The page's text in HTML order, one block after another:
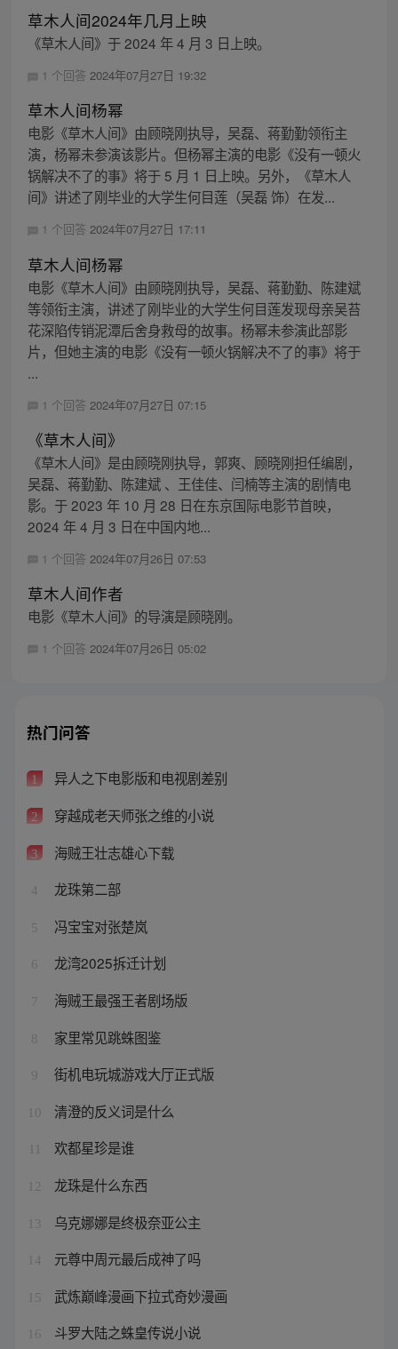
草木人间2024年几月上映
《草木人间》于 2024 年 4 月 3 日上映。
1 个回答 2024年07月27日 19:32
草木人间杨幂
电影《草木人间》由顾晓刚执导，吴磊、蒋勤勤领衔主
演，杨幂未参演该影片。但杨幂主演的电影《没有一顿火
锅解决不了的事》将于 5 月 1 日上映。另外，《草木人
间》讲述了刚毕业的大学生何目莲（吴磊 饰）在发...
1 个回答 2024年07月27日 17:11
草木人间杨幂
电影《草木人间》由顾晓刚执导，吴磊、蒋勤勤、陈建斌
等领衔主演，讲述了刚毕业的大学生何目莲发现母亲吴苔
花深陷传销泥潭后舍身救母的故事。杨幂未参演此部影
片，但她主演的电影《没有一顿火锅解决不了的事》将于
...
1 个回答 2024年07月27日 07:15
《草木人间》
《草木人间》是由顾晓刚执导，郭爽、顾晓刚担任编剧，
吴磊、蒋勤勤、陈建斌 、王佳佳、闫楠等主演的剧情电
影。于 2023 年 10 月 28 日在东京国际电影节首映，
2024 年 4 月 3 日在中国内地...
1 个回答 2024年07月26日 07:53
草木人间作者
电影《草木人间》的导演是顾晓刚。
1 个回答 2024年07月26日 05:02
热门问答
1 异人之下电影版和电视剧差别
2 穿越成老天师张之维的小说
3 海贼王壮志雄心下载
4 龙珠第二部
5 冯宝宝对张楚岚
6 龙湾2025拆迁计划
7 海贼王最强王者剧场版
8 家里常见跳蛛图鉴
9 街机电玩城游戏大厅正式版
10 清澄的反义词是什么
欢都星珍是谁
12 龙珠是什么东西
13 乌克娜娜是终极奈亚公主
14 元尊中周元最后成神了吗
15 武炼巅峰漫画下拉式奇妙漫画
16 斗罗大陆之蛛皇传说小说